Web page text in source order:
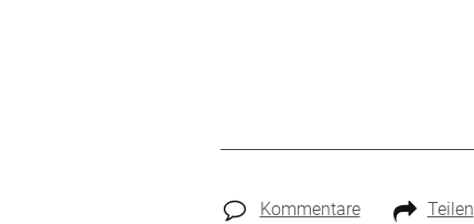
Kommentare Teilen